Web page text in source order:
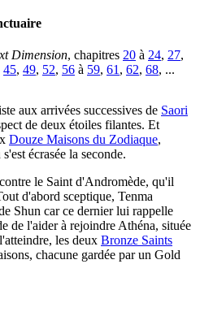
Dimension, chapitres 20 à 24, 27,
45, 49, 52, 56 à 59, 61 , 62, 68, ...
aux arrivées successives de Saori
de deux étoiles filantes. Et
Douze Maisons du Zodiaque,
écrasée la seconde.
le Saint d'Andromède, qu'il
d'abord sceptique, Tenma
Shun car ce dernier lui rappelle
de l'aider à rejoindre Athéna, située
les deux Bronze Saints
chacune gardée par un Gold